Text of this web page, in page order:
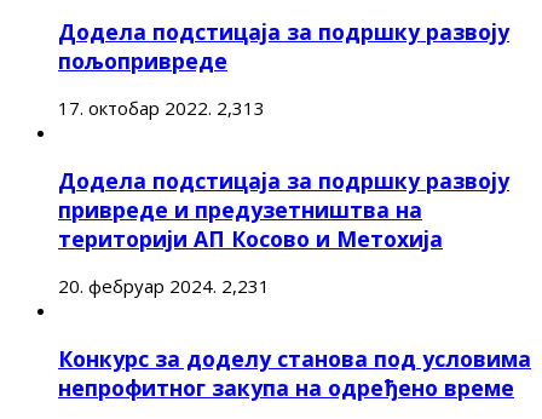
Додела подстицаја за подршку развоју
пољопривреде
17. октобар 2022. 2,313
Додела подстицаја за подршку развоју
привреде и предузетништва на
територији АП Косово и Метохија
20. фебруар 2024. 2,231
Конкурс за доделу станова под условима
непрофитног закупа на одређено време